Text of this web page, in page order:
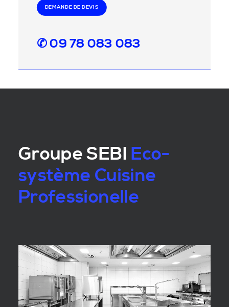
DEMANDE DE DEVIS
✆ 09 78 083 083
Groupe SEBI Eco-
système Cuisine
Professionelle